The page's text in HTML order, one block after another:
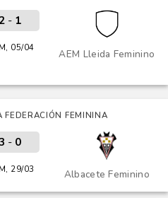
AEM Lleida Feminino
2- 1
05/04
FEDERACIÓN FEMININA
Albacete Feminino
- 0
29/03